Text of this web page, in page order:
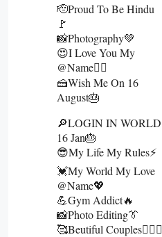
🫡Proud To Be Hindu
🚩
📸Photography💚
😍I Love You My
@name👰‍♀️
🍰Wish Me On 16
August🎂
🔎LOGIN IN WORLD
16 Jan🎂
😎My Life My Rules⚡
💓My World My Love
@name💖
💪Gym Addict🔥
📸Photo Editing👔
🥰Beutiful Couples👩‍❤️‍👨